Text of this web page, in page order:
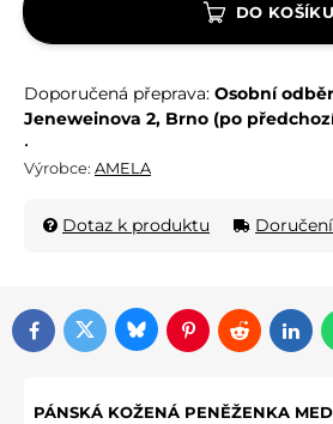
DO KOŠÍKU
Osobní
Jeneweinova 2, Brno (po
•
Výrobce: AMELA
Dotaz k produktu Doručení
FacebookTwitterBlueskyPinterestReddit
PÁNSKÁ KOŽENÁ PENĚŽENKA